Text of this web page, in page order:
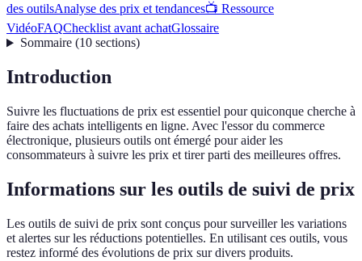
des outilsAnalyse des prix et tendances📺 Ressource
VidéoFAQChecklist avant achatGlossaire
Sommaire(10 sections)
Introduction
Suivre les fluctuations de prix est essentiel pour quiconque cherche à
faire des achats intelligents en ligne. Avec l'essor du commerce
électronique, plusieurs outils ont émergé pour aider les
consommateurs à suivre les prix et tirer parti des meilleures offres.
Informations sur les outils de suivi de prix
Les outils de suivi de prix sont conçus pour surveiller les variations
et alertes sur les réductions potentielles. En utilisant ces outils, vous
restez informé des évolutions de prix sur divers produits.